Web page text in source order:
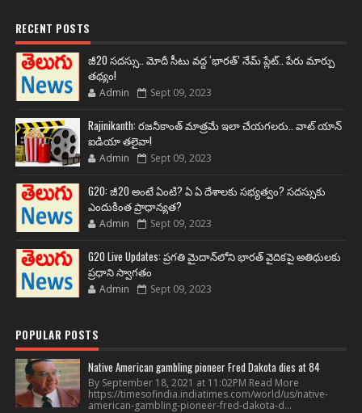
RECENT POSTS
జీ20 సదస్సు.. మోదీ సీటు వద్ద ‘భారత్’ నేమ్ ప్లేట్‌.. పేరు మార్పు
తథ్యం!
Admin Sept 09, 2023
Rajinikanth: రజనీకాంత్ మాత్రమే ఇలా చేయగలరు.. వాట్ యాన్
ఐడియా తలైవా!
Admin Sept 09, 2023
G20: జీ20 అంటే ఏంటి? ఏ ఏ దేశాలకు సభ్యత్వం? సదస్సుకు
ఎందుకింత ప్రాధాన్యత?
Admin Sept 09, 2023
G20 Live Updates: ప్రగతి మైదాన్‌లోని భారత్ వైదికపై అతిథులకు
ప్రధాని స్వాగతం
Admin Sept 09, 2023
POPULAR POSTS
Native American gambling pioneer Fred Dakota dies at 84
By September 18, 2021 at 11:02PM Read More
https://timesofindia.indiatimes.com/world/us/native-
american-gambling-pioneer-fred-dakota-d...